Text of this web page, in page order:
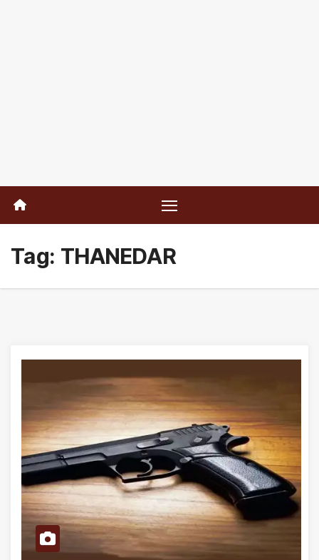
Tag: THANEDAR